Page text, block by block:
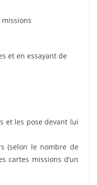
et en essayant de
et les pose devant lui
(selon le nombre de
cartes missions d’un